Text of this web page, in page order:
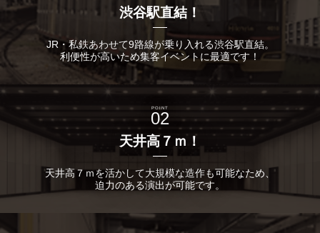
渋谷駅直結！
JR・私鉄あわせて9路線が乗り入れる渋谷駅直結。
利便性が高いため集客イベントに最適です！
POINT
02
天井高７ｍ！
天井高７ｍを活かして大規模な造作も可能なため、
迫力のある演出が可能です。